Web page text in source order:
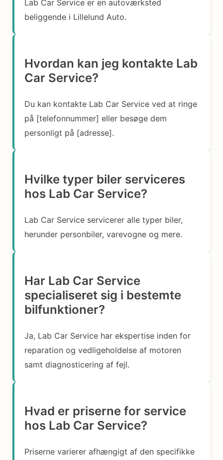
Lab Car Service er en autoværksted
beliggende i Lillelund Auto.
Hvordan kan jeg kontakte Lab
Car Service?
Du kan kontakte Lab Car Service ved at ringe
på [telefonnummer] eller besøge dem
personligt på [adresse].
Hvilke typer biler serviceres
hos Lab Car Service?
Lab Car Service servicerer alle typer biler,
herunder personbiler, varevogne og mere.
Har Lab Car Service
specialiseret sig i bestemte
bilfunktioner?
Ja, Lab Car Service har ekspertise inden for
reparation og vedligeholdelse af motoren
samt diagnosticering af fejl.
Hvad er priserne for service
hos Lab Car Service?
Priserne varierer afhængigt af den specifikke